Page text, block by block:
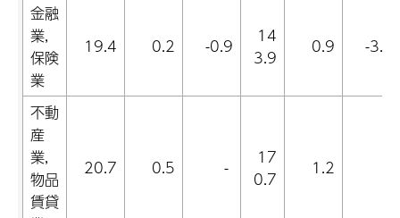
金融
業,
保険
業
19.4 0.2 -0.9
14
3.9
0.9 -3.7
不動
産
業,
物品
賃貸
20.7 0.5 -
17
0.7
1.2